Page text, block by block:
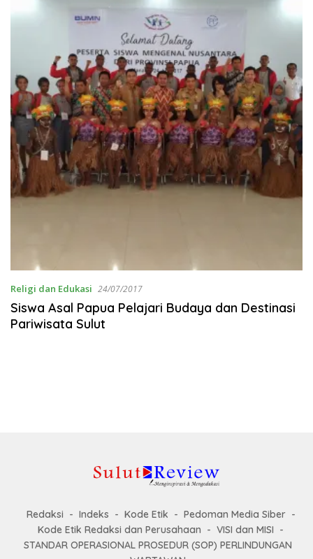
Religi dan Edukasi 24/07/2017
Siswa Asal Papua Pelajari Budaya dan Destinasi
Pariwisata Sulut
Redaksi Indeks Kode Etik
Pedoman Media Siber
Kode Etik Redaksi dan Perusahaan
VISI dan MISI
STANDAR OPERASIONAL PROSEDUR (SOP) PERLINDUNGAN